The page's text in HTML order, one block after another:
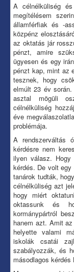
A célnélküliség
megítélésem
államférfiak és -
közpénz
az oktatás jár
pénzt, amire
ügyesen és egy
pénzt kap, mint az
tesznek, hogy
elmúlt 23 év
asztal mögüli
célnélküliség
éve
problémája.
A
kérdésre nem
ilyen válasz.
kérdés. De volt
tanárok tudták,
célnélküliség azt
hogy miért
oktassunk és
kormánypártról
hanem azt. Amit
helyette valami
iskolák csatái
szabályozzák, és
másodlagos